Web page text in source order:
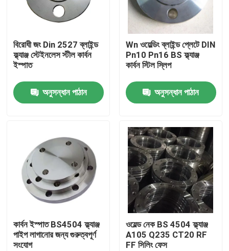
পরিচিতি
পণ্য
ইস্পাত পাইপ ফ্ল্যাঞ্জ
ANSI পাইপ ফ্ল্যাঞ্জ
GOST স্ট্যান্ডার্ড ফ্ল্যাঞ্জ
EN 1092 ফ্ল্যাঞ্জ
বিরোধী জং Din 2527 ব্লাইন্ড
ফ্ল্যাঞ্জ স্টেইনলেস স্টীল কার্বন
ইস্পাত
অনুসন্ধান পাঠান
Wn ওয়েল্ডিং ব্লাইন্ড প্লেটে DIN
Pn10 Pn16 BS ফ্ল্যাঞ্জ
কার্বন স্টিল স্লিপ
অনুসন্ধান পাঠান
কার্বন ইস্পাত BS4504 ফ্ল্যাঞ্জ
পাইপ লাগানোর জন্য গুরুত্বপূর্ণ
সংযোগ
ওয়েল্ড নেক BS 4504 ফ্ল্যাঞ্জ
A105 Q235 CT20 RF
FF সিলিং ফেস